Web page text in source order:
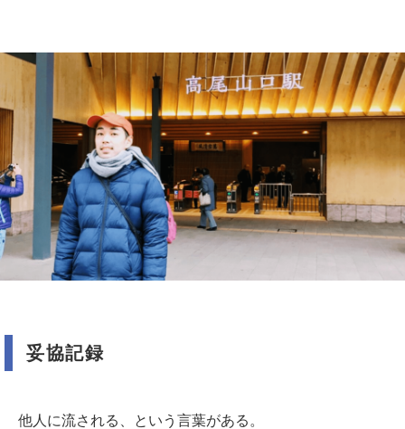
妥協記録
他人に流される、という言葉がある。